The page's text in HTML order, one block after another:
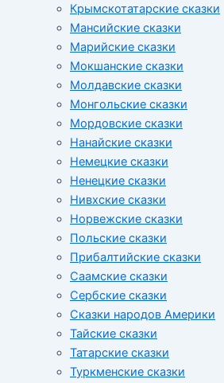
Крымскотатарские сказки
Мансийские сказки
Марийские сказки
Мокшанские сказки
Молдавские сказки
Монгольские сказки
Мордовские сказки
Нанайские сказки
Немецкие сказки
Ненецкие сказки
Нивхские сказки
Норвежские сказки
Польские сказки
Прибалтийские сказки
Cаамские сказки
Сербские сказки
Сказки народов Америки
Тайские сказки
Татарские сказки
Туркменские сказки